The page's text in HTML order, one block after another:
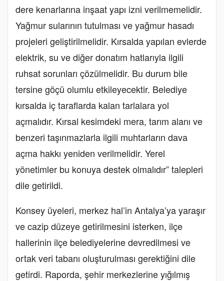
dere kenarlarına inşaat yapı izni verilmemelidir.
Yağmur sularının tutulması ve yağmur hasadı
projeleri geliştirilmelidir. Kırsalda yapılan evlerde
elektrik, su ve diğer donatım hatlarıyla ilgili
ruhsat sorunları çözülmelidir. Bu durum bile
tersine göçü olumlu etkileyecektir. Belediye
kırsalda iç taraflarda kalan tarlalara yol
açmalıdır. Kırsal kesimdeki mera, tarım alanı ve
benzeri taşınmazlarla ilgili muhtarların dava
açma hakkı yeniden verilmelidir. Yerel
yönetimler bu konuya destek olmalıdır” talepleri
dile getirildi.
Konsey üyeleri, merkez hal’in Antalya’ya yaraşır
ve cazip düzeye getirilmesini isterken, ilçe
hallerinin ilçe belediyelerine devredilmesi ve
ortak veri tabanı oluşturulması gerektiğini dile
getirdi. Raporda, şehir merkezlerine yığılmış